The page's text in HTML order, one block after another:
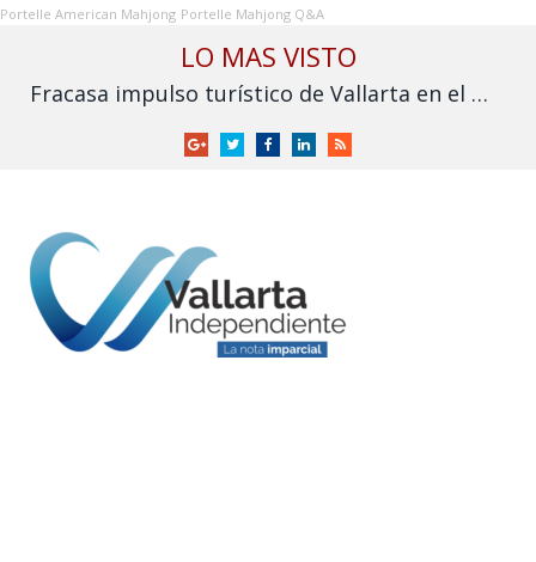
Portelle American Mahjong Portelle Mahjong Q&A
LO MAS VISTO
Fracasa impulso turístico de Vallarta en el Mundial: derrama cae frente a 2025
GoogleTwitterFacebookLinkedInRSS